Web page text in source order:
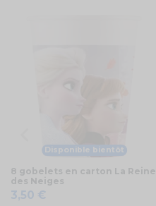
Disponible bientôt
8 gobelets en carton La Reine
des Neiges
3,50 €